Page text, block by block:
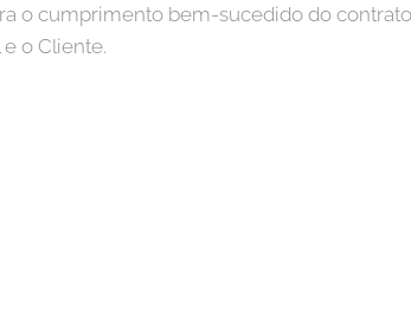
o cumprimento bem-sucedido do
o Cliente.